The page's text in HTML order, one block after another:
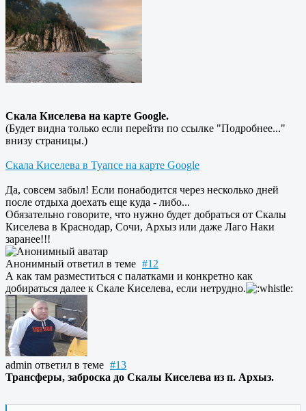
Скала Киселева на карте Google.
(Будет видна только если перейти по ссылке "Подробнее..."
внизу страницы.)
Скала Киселева в Туапсе на карте Google
Да, совсем забыл! Если понабодится через несколько дней
после отдыха доехать еще куда - либо...
Обязательно говорите, что нужно будет добраться от Скалы
Киселева в Краснодар, Сочи, Архыз или даже Лаго Наки
заранее!!!
Анонимный ответил в теме #12
А как там разместиться с палатками и конкретно как
добираться далее к Скале Киселева, если нетрудно.
admin ответил в теме #13
Трансферы, заброска до Скалы Киселева из п. Архыз.